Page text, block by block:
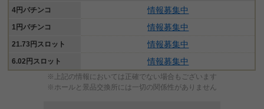
4円パチンコ
情報募集中
1円パチンコ 情報募集中
21.73円スロット 情報募集中
6.02円スロット 情報募集中
※上記の情報においては正確でない場合もございます
※ホールと景品交換所には一切の関係性がありません